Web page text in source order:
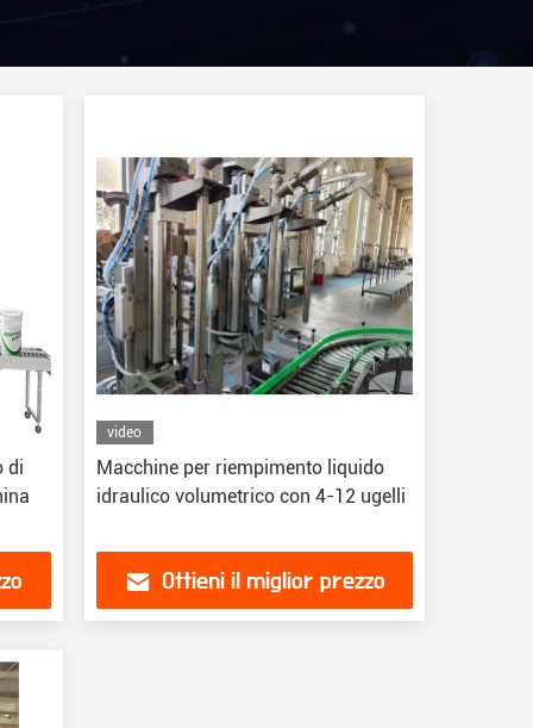
di
video
Macchine per riempimento liquido
idraulico volumetrico con 4-12 ugelli
Ottieni il miglior prezzo